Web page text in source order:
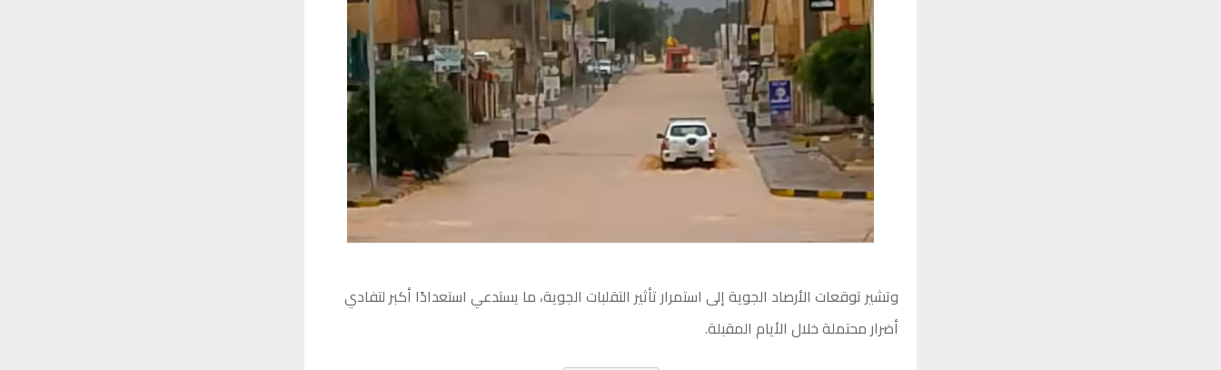
وتشير توقعات الأرصاد الجوية إلى استمرار تأثير التقلبات الجوية، ما يستدعي استعدادًا أكبر لتفادي
أضرار محتملة خلال الأيام المقبلة.